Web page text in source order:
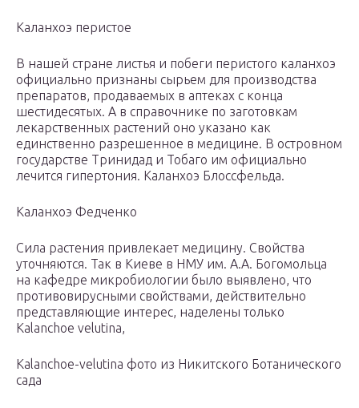
Каланхоэ перистое
В нашей стране листья и побеги перистого каланхоэ
официально признаны сырьем для производства
препаратов, продаваемых в аптеках с конца
шестидесятых. А в справочнике по заготовкам
лекарственных растений оно указано как
единственно разрешенное в медицине. В островном
государстве Тринидад и Тобаго им официально
лечится гипертония. Каланхоэ Блоссфельда.
Каланхоэ Федченко
Сила растения привлекает медицину. Свойства
уточняются. Так в Киеве в НМУ им. А.А. Богомольца
на кафедре микробиологии было выявлено, что
противовирусными свойствами, действительно
представляющие интерес, наделены только
Kalanchoe velutina,
Kalanchoe-velutina фото из Никитского Ботанического
сада